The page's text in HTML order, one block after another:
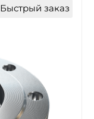
Быстрый заказ